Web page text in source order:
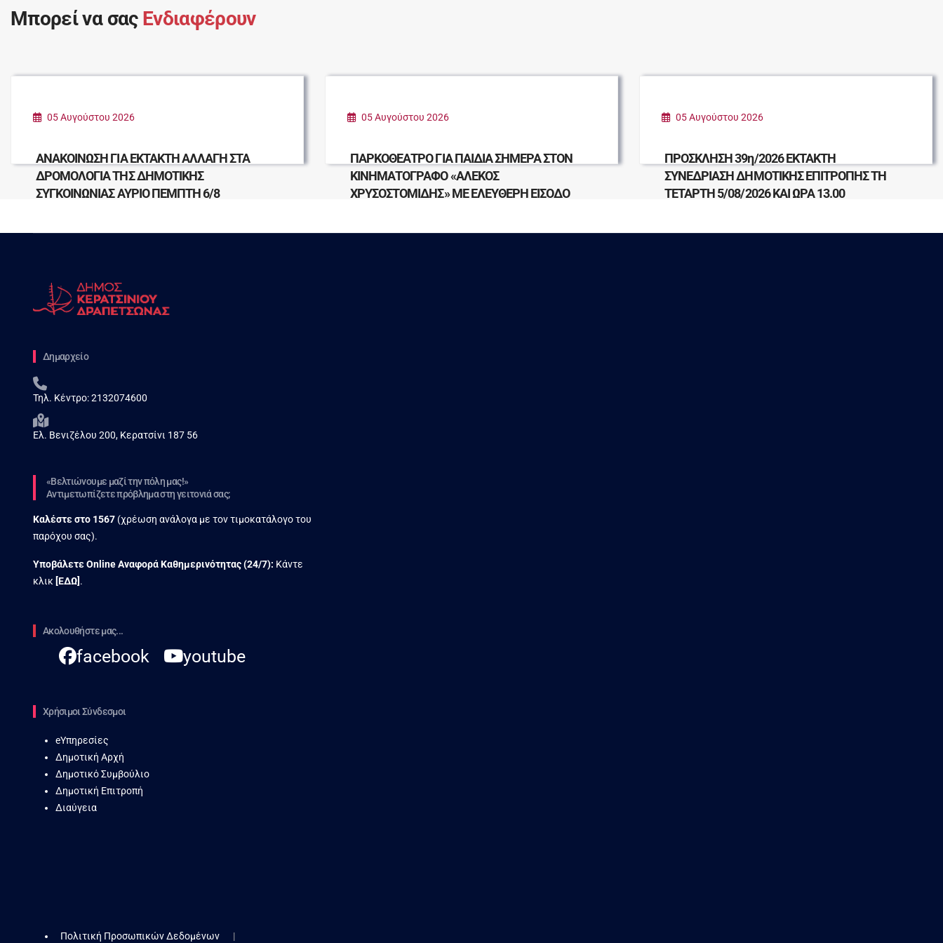
Μπορεί να σας Ενδιαφέρουν
05 Αυγούστου 2026
ΑΝΑΚΟΙΝΩΣΗ ΓΙΑ ΕΚΤΑΚΤΗ ΑΛΛΑΓΗ ΣΤΑ
ΔΡΟΜΟΛΟΓΙΑ ΤΗΣ ΔΗΜΟΤΙΚΗΣ
ΣΥΓΚΟΙΝΩΝΙΑΣ ΑΥΡΙΟ ΠΕΜΠΤΗ 6/8
05 Αυγούστου 2026
ΠΑΡΚΟΘΕΑΤΡΟ ΓΙΑ ΠΑΙΔΙΑ ΣΗΜΕΡΑ ΣΤΟΝ
ΚΙΝΗΜΑΤΟΓΡΑΦΟ «ΑΛΕΚΟΣ
ΧΡΥΣΟΣΤΟΜΙΔΗΣ» ΜΕ ΕΛΕΥΘΕΡΗ ΕΙΣΟΔΟ
05 Αυγούστου 2026
ΠΡΟΣΚΛΗΣΗ 39η/2026 ΕΚΤΑΚΤΗ
ΣΥΝΕΔΡΙΑΣΗ ΔΗΜΟΤΙΚΗΣ ΕΠΙΤΡΟΠΗΣ ΤΗ
ΤΕΤΑΡΤΗ 5/08/2026 ΚΑΙ ΩΡΑ 13.00
Δημαρχείο
Τηλ. Κέντρο:2132074600
Ελ. Βενιζέλου 200, Κερατσίνι 187 56
«Βελτιώνουμε μαζί την πόλη μας!»
Αντιμετωπίζετε πρόβλημα στη γειτονιά σας;
Καλέστε στο 1567 (χρέωση ανάλογα με τον τιμοκατάλογο του
παρόχου σας).
Υποβάλετε Online Αναφορά Kαθημερινότητας (24/7): Κάντε
κλικ [ΕΔΩ] .
Ακολουθήστε μας...
facebook youtube
Χρήσιμοι Σύνδεσμοι
eΥπηρεσίες
Δημοτική Αρχή
Δημοτικό Συμβούλιο
Δημοτική Επιτροπή
Διαύγεια
Πολιτική Προσωπικών Δεδομένων